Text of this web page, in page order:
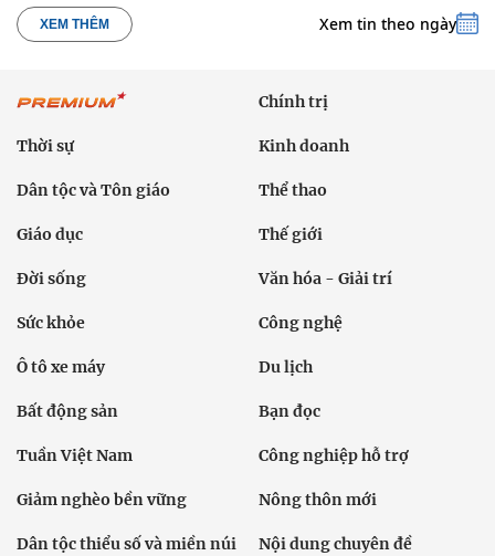
XEM THÊM Xem tin theo ngày
Chính trị
Thời sự Kinh doanh
Dân tộc và Tôn giáo Thể thao
Giáo dục Thế giới
Đời sống Văn hóa - Giải trí
Sức khỏe Công nghệ
Ô tô xe máy Du lịch
Bất động sản Bạn đọc
Tuần Việt Nam Công nghiệp hỗ trợ
Giảm nghèo bền vững Nông thôn mới
Dân tộc thiểu số và miền núi Nội dung chuyên đề